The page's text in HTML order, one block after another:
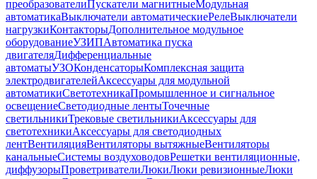
преобразователиПускатели магнитныеМодульная
автоматикаВыключатели автоматическиеРелеВыключатели
нагрузкиКонтакторыДополнительное модульное
оборудованиеУЗИПАвтоматика пуска
двигателяДифференциальные
автоматыУЗОКонденсаторыКомплексная защита
электродвигателейАксессуары для модульной
автоматикиСветотехникаПромышленное и сигнальное
освещениеСветодиодные лентыТочечные
светильникиТрековые светильникиАксессуары для
светотехникиАксессуары для светодиодных
лентВентиляцияВентиляторы вытяжныеВентиляторы
канальныеСистемы воздуховодовРешетки вентиляционные,
диффузорыПроветривателиЛюкиЛюки ревизионныеЛюки